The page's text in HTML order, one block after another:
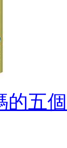
的五